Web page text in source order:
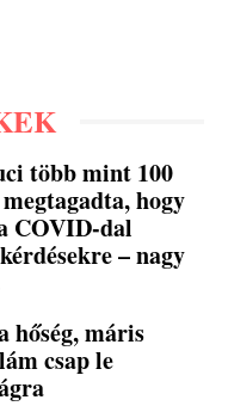
több mint 100
hogy
COVID-dal
– nagy
hőség, máris
csap le